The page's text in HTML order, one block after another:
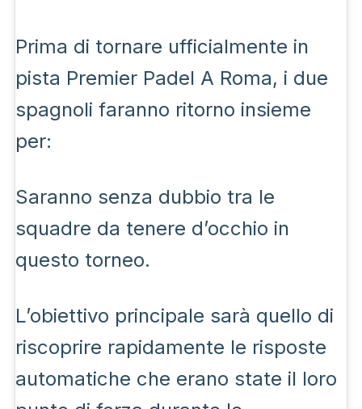
Prima di tornare ufficialmente in
pista Premier Padel A Roma, i due
spagnoli faranno ritorno insieme
per:
Saranno senza dubbio tra le
squadre da tenere d’occhio in
questo torneo.
L’obiettivo principale sarà quello di
riscoprire rapidamente le risposte
automatiche che erano state il loro